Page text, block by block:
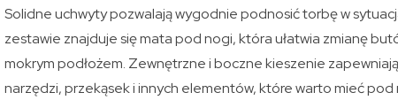
Solidne uchwyty pozwalają wygodnie podnosić torbę w
zestawie znajduje się mata pod nogi, która ułatwia zmianę
mokrym podłożem. Zewnętrzne i boczne kieszenie
narzędzi, przekąsek i innych elementów, które warto mieć pod